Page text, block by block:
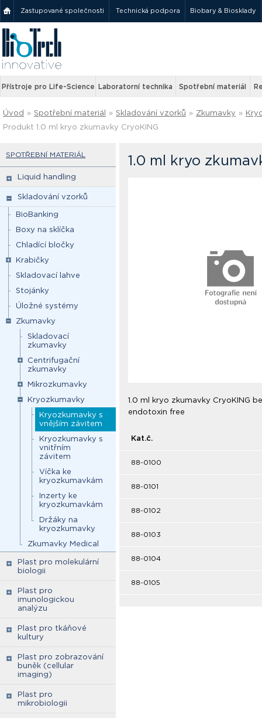
Zastupované společnosti Technická podpora Biobary & Biosklady
Přístroje pro Life-Science Laboratorní technika Spotřební materiál
Úvod » Spotřební materiál » Skladování vzorků » Zkumavky »
Produkt 1.0 ml kryo zkumavky CryoKING
SPOTŘEBNÍ MATERIÁL
Liquid handling
Skladování vzorků
BioBanking
Boxy na sklíčka
Chladící bločky
Krabičky
Skladovací lahve
Stojánky
Úložné systémy
Zkumavky
Skladovací
zkumavky
Centrifugační
zkumavky
Mikrozkumavky
Kryozkumavky
Kryozkumavky s
vnějším závitem
Kryozkumavky s
vnitřním
závitem
Víčka ke
kryozkumavkám
Inzerty ke
kryozkumavkám
Držáky na
kryozkumavky
Zkumavky Medical
Plast pro molekulární
biologii
Plast pro
imunologickou
analýzu
Plast pro tkáňové
kultury
Plast pro zobrazování
buněk (cellular
imaging)
Plast pro
mikrobiologii
1.0 ml kryo
1.0 ml kryo zkumavky CryoKING
endotoxin free
Kat.č.
88-0100
88-0101
88-0102
88-0103
88-0104
88-0105